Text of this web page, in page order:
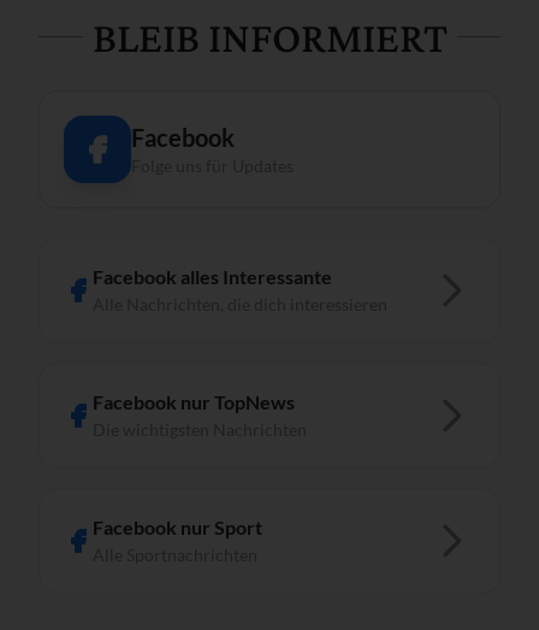
BLEIB INFORMIERT
Facebook
Facebook alles Interessante
Facebook nur TopNews
Facebook nur Sport